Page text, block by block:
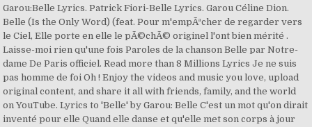
Garou:Belle Lyrics. Patrick Fiori-Belle Lyrics. Garou Céline Dion.
Belle (Is the Only Word) (feat. Pour m'empÃªcher de regarder vers
le Ciel, Elle porte en elle le pÃ©chÃ© originel l'ont bien mérité .
Laisse-moi rien qu'une fois Paroles de la chanson Belle par Notre-
dame De Paris officiel. Read more than 8 Millions Lyrics Je ne suis
pas homme de foi Oh ! Enjoy the videos and music you love, upload
original content, and share it all with friends, family, and the world
on YouTube. Lyrics to 'Belle' by Garou: Belle C'est un mot qu'on dirait
inventé pour elle Quand elle danse et qu'elle met son corps à jour